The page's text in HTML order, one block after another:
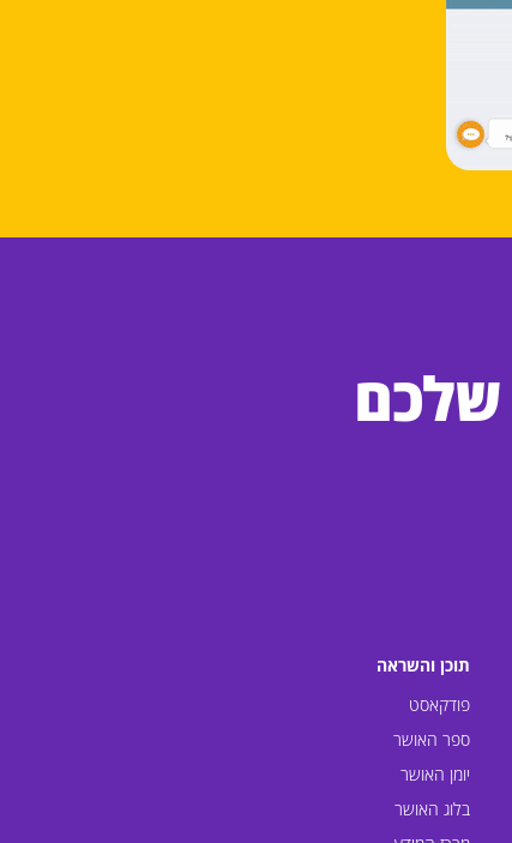
שלכם
תוכן והשראה
פודקאסט
ספר האושר
יומן האושר
בלוג האושר